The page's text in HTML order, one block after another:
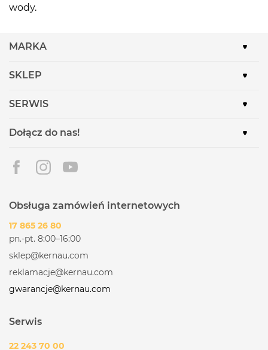
wody.
MARKA
SKLEP
SERWIS
Dołącz do nas!
Obsługa zamówień internetowych
17 865 26 80
pn.-pt. 8:00–16:00
sklep@kernau.com
reklamacje@kernau.com
gwarancje@kernau.com
Serwis
22 243 70 00